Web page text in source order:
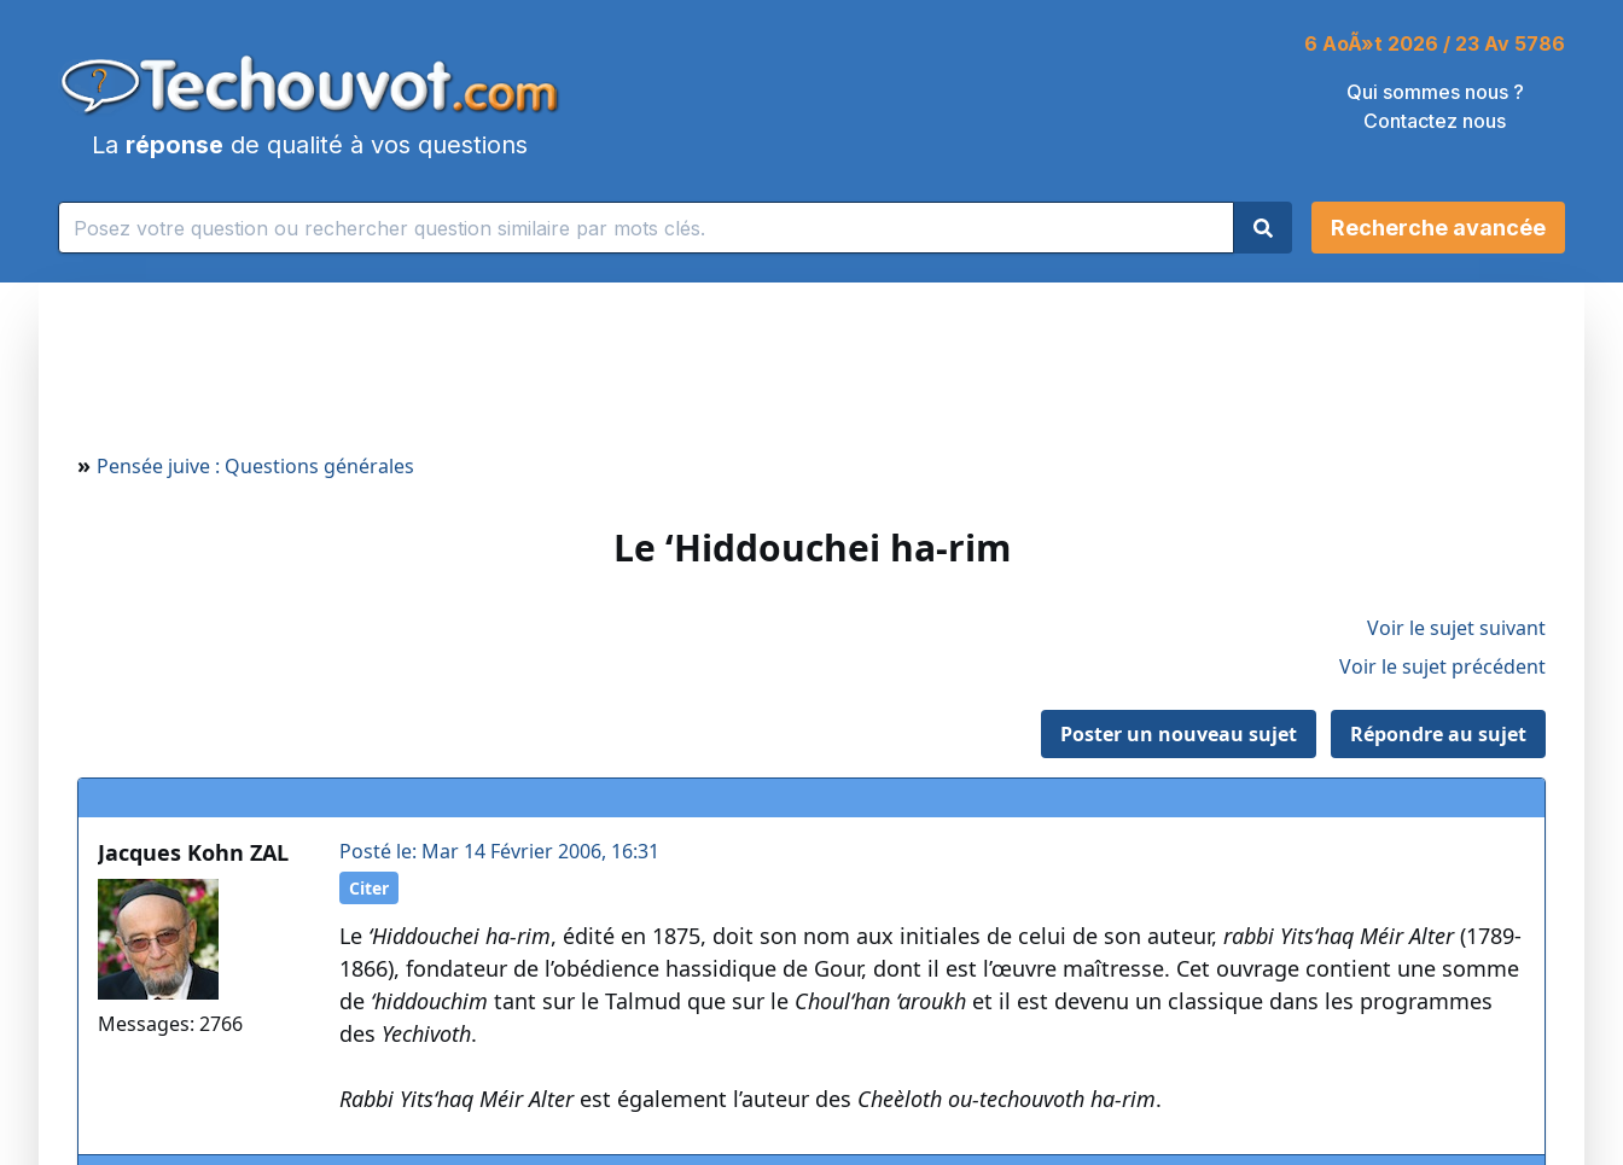
La réponse de qualité à vos questions
6 AoÃ»t 2026 / 23 Av 5786
Qui sommes nous ?
Contactez nous
Recherche avancée
» Pensée juive : Questions générales
Le ‘Hiddouchei ha-rim
Voir le sujet suivant
Voir le sujet précédent
Poster un nouveau sujet Répondre au sujet
Jacques Kohn ZAL
Messages: 2766
Posté le: Mar 14 Février 2006, 16:31
Citer
Le ‘Hiddouchei ha-rim, édité en 1875, doit son nom aux initiales de celui de son auteur, rabbi Yits‘haq Méir Alter(1789-
1866), fondateur de l’obédience hassidique de Gour, dont il est l’œuvre maîtresse. Cet ouvrage contient une somme
de ‘hiddouchim tant sur le Talmud que sur le Choul‘han ‘aroukhet il est devenu un classique dans les programmes
des Yechivoth.
Rabbi Yits‘haq Méir Alterest également l’auteur des Cheèloth ou-techouvoth ha-rim.